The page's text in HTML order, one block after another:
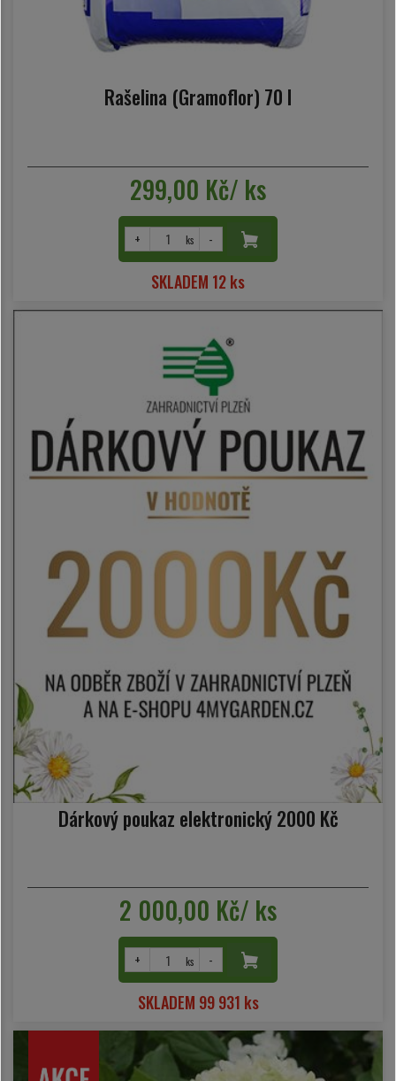
Rašelina (Gramoflor) 70 l
299,00 Kč/ ks
+ ks -
SKLADEM 12 ks
Dárkový poukaz elektronický 2000 Kč
2 000,00 Kč/ ks
+ ks -
SKLADEM 99 931 ks